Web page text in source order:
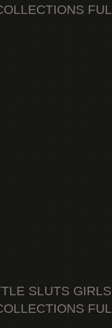
SLUTS